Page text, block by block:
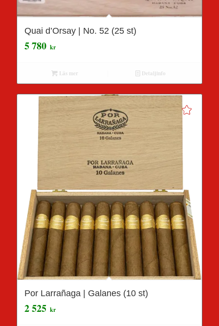
Quai d’Orsay | No. 52 (25 st)
5 780 kr
Läs mer Detaljinfo
Por Larrañaga | Galanes (10 st)
2 525 kr